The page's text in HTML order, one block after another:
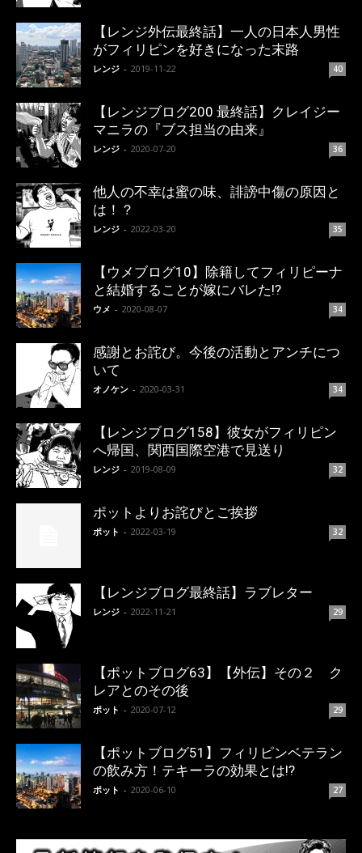
【レンジ外伝最終話】一人の日本人男性
がフィリピンを好きになった末路
レンジ - 2019-11-22 40
【レンジブログ200 最終話】クレイジー
マニラの『ブス担当の由来』
レンジ - 2020-07-20 36
他人の不幸は蜜の味、誹謗中傷の原因と
は！？
レンジ - 2022-03-20 35
【ウメブログ10】除籍してフィリピーナ
と結婚することが嫁にバレた!?
ウメ - 2020-08-07 34
感謝とお詫び。今後の活動とアンチにつ
いて
オノケン - 2020-03-31 34
【レンジブログ158】彼女がフィリピン
へ帰国、関西国際空港で見送り
レンジ - 2019-08-09 32
ポットよりお詫びとご挨拶
ポット - 2022-03-19 32
【レンジブログ最終話】ラブレター
レンジ - 2022-11-21 29
【ポットブログ63】【外伝】その２ ク
レアとのその後
ポット - 2020-07-12 29
【ポットブログ51】フィリピンベテラン
の飲み方！テキーラの効果とは!?
ポット - 2020-06-10 27